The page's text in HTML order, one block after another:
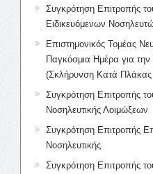
Συγκρότηση Επιτροπής
Ειδικευόμενων
Επιστημονικός Τομέας
Παγκόσμια Ημέρα για
(Σκλήρυνση Κατά
Συγκρότηση Επιτροπής
Νοσηλευτικής Λοιμώξεων
Συγκρότηση Επιτροπής
Νοσηλευτικής
Συγκρότηση Επιτροπής